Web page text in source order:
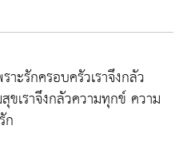
าะรักครอบครัวเราจึงกลัว
ขเราจึงกลัวความทุกข์ ความ
ก